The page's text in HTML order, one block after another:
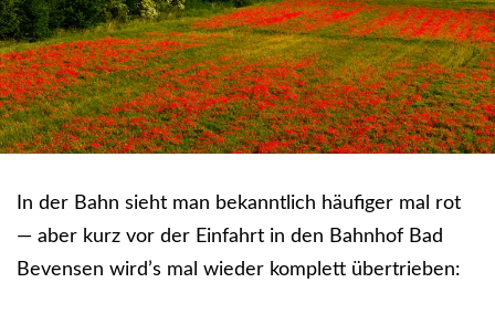
In der Bahn sieht man bekanntlich häufiger mal rot
— aber kurz vor der Einfahrt in den Bahnhof Bad
Bevensen wird’s mal wieder komplett übertrieben: